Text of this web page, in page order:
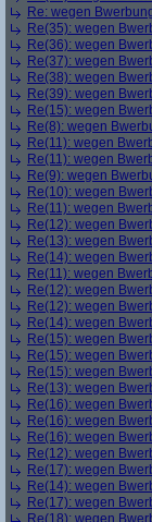
Re: wegen
Re(35): wegen
Re(36): wegen
Re(37): wegen
Re(38): wegen
Re(39): wegen
Re(15): wegen
Re(8): wegen
Re(11): wegen
Re(11): wegen
Re(9): wegen
Re(10): wegen
Re(11): wegen
Re(12): wegen
Re(13): wegen
Re(14): wegen
Re(11): wegen
Re(12): wegen
Re(12): wegen
Re(14): wegen
Re(15): wegen
Re(15): wegen
Re(15): wegen
Re(13): wegen
Re(16): wegen
Re(16): wegen
Re(16): wegen
Re(12): wegen
Re(17): wegen
Re(14): wegen
Re(17): wegen
Re(18): wegen